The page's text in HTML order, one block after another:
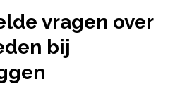
vragen over
bij